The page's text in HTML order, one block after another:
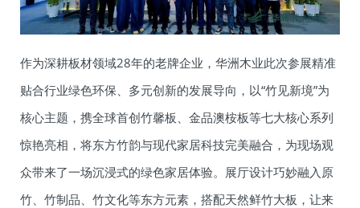
作为深耕板材领域28年的老牌企业，华洲木业此次参展精准
贴合行业绿色环保、多元创新的发展导向，以“竹见新境”为
核心主题，携全球首创竹馨板、金品澳桉板等七大核心系列
惊艳亮相，将东方竹韵与现代家居科技完美融合，为现场观
众带来了一场沉浸式的绿色家居体验。展厅设计巧妙融入原
竹、竹制品、竹文化等东方元素，搭配天然鲜竹大板，让来